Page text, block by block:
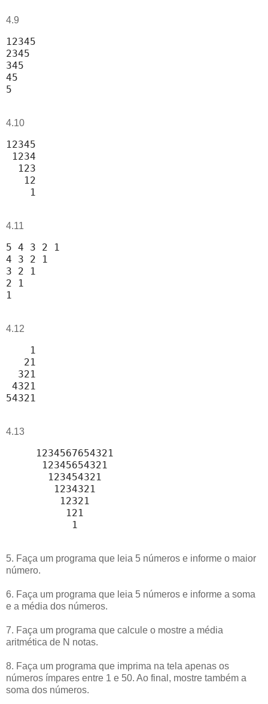
4.9
5
4.10
    1
4.11
5 4 3
4 3
3
2
1
4.12
54321
4.13
           1
5. Faça um programa que leia 5 números e informe o maior
número.
6. Faça um programa que leia 5 números e informe a soma
e a média dos números.
7. Faça um programa que calcule o mostre a média
aritmética de N notas.
8. Faça um programa que imprima na tela apenas os
números ímpares entre 1 e 50. Ao final, mostre também a
soma dos números.